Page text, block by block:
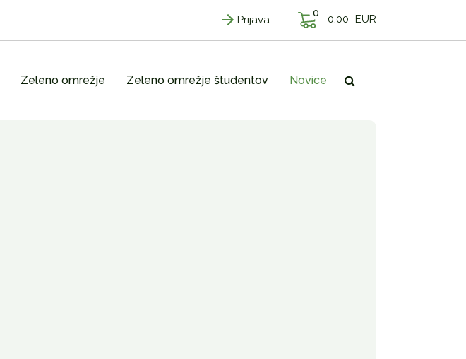
Prijava
0 0,00 EUR
Zeleno omrežje Zeleno omrežje študentov Novice